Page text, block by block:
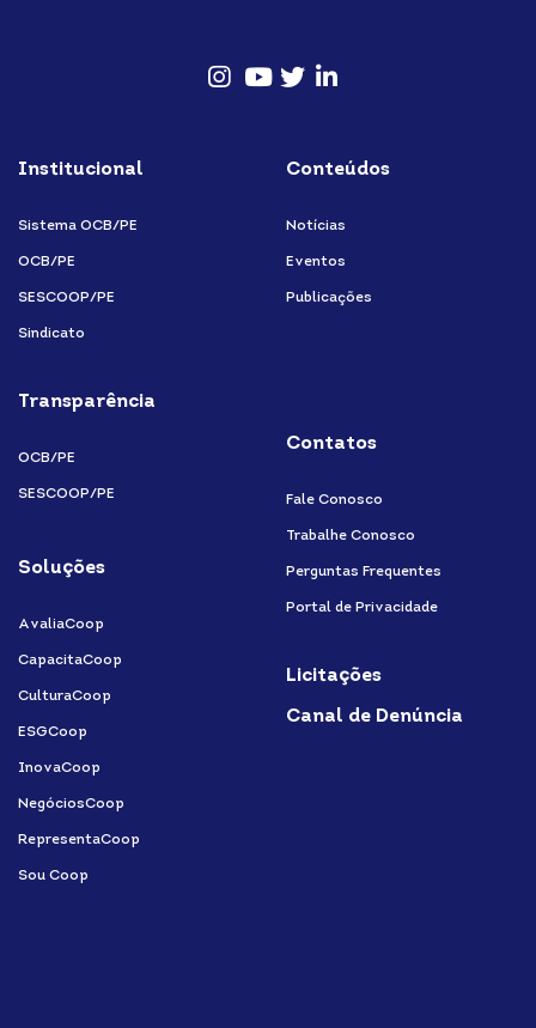
Institucional
Sistema OCB/PE
OCB/PE
SESCOOP/PE
Sindicato
Transparência
OCB/PE
SESCOOP/PE
Soluções
AvaliaCoop
CapacitaCoop
CulturaCoop
ESGCoop
InovaCoop
NegóciosCoop
RepresentaCoop
Sou Coop
Conteúdos
Notícias
Eventos
Publicações
Contatos
Fale Conosco
Trabalhe Conosco
Perguntas Frequentes
Portal de Privacidade
Licitações
Canal de Denúncia